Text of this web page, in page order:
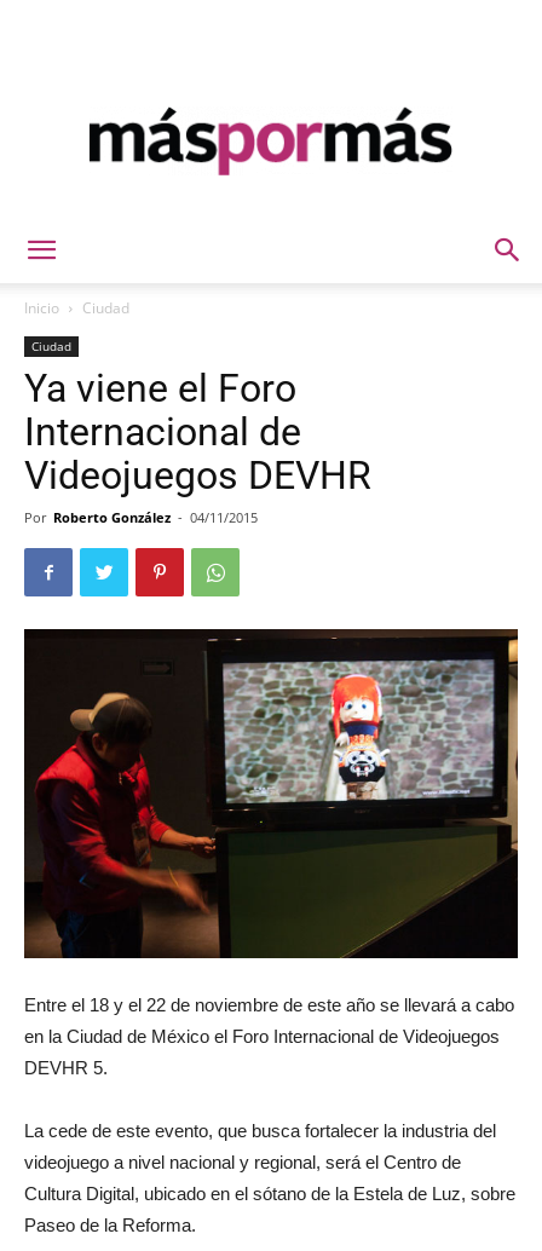
Inicio Ciudad
Ciudad
Ya viene el Foro
Internacional de
Videojuegos DEVHR
Por Roberto González - 04/11/2015
Entre el 18 y el 22 de noviembre de este año se llevará a cabo
en la Ciudad de México el Foro Internacional de Videojuegos
DEVHR 5.
La cede de este evento, que busca fortalecer la industria del
videojuego a nivel nacional y regional, será el Centro de
Cultura Digital, ubicado en el sótano de la Estela de Luz, sobre
Paseo de la Reforma.